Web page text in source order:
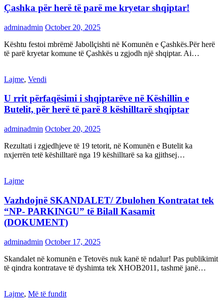
Çashka për herë të parë me kryetar shqiptar!
adminadmin October 20, 2025
Kështu festoi mbrëmë Jabollçishti në Komunën e Çashkës.Për herë
të parë kryetar komune të Çashkës u zgjodh një shqiptar. Ai…
Lajme, Vendi
U rrit përfaqësimi i shqiptarëve në Këshillin e
Butelit, për herë të parë 8 këshilltarë shqiptar
adminadmin October 20, 2025
Rezultati i zgjedhjeve të 19 tetorit, në Komunën e Butelit ka
nxjerrën tetë këshilltarë nga 19 këshilltarë sa ka gjithsej…
Lajme
Vazhdojnë SKANDALET/ Zbulohen Kontratat tek
“NP- PARKINGU” të Bilall Kasamit
(DOKUMENT)
adminadmin October 17, 2025
Skandalet në komunën e Tetovës nuk kanë të ndalur! Pas publikimit
të qindra kontratave të dyshimta tek XHOB2011, tashmë janë…
Lajme, Më të fundit